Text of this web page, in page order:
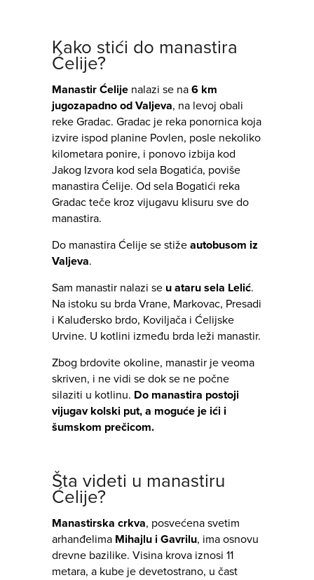
Kako stići do manastira
Ćelije?
Manastir Ćelije nalazi se na 6 km
jugozapadno od Valjeva, na levoj obali
reke Gradac. Gradac je reka ponornica koja
izvire ispod planine Povlen, posle nekoliko
kilometara ponire, i ponovo izbija kod
Jakog Izvora kod sela Bogatića, poviše
manastira Ćelije. Od sela Bogatići reka
Gradac teče kroz vijugavu klisuru sve do
manastira.
Do manastira Ćelije se stiže autobusom iz
Valjeva.
Sam manastir nalazi se u ataru sela Lelić.
Na istoku su brda Vrane, Markovac, Presadi
i Kaluđersko brdo, Koviljača i Ćelijske
Urvine. U kotlini između brda leži manastir.
Zbog brdovite okoline, manastir je veoma
skriven, i ne vidi se dok se ne počne
silaziti u kotlinu. Do manastira postoji
vijugav kolski put, a moguće je ići i
šumskom prečicom.
Šta videti u manastiru
Ćelije?
Manastirska crkva, posvećena svetim
arhanđelima Mihajlu i Gavrilu, ima osnovu
drevne bazilike. Visina krova iznosi 11
metara, a kube je devetostrano, u čast